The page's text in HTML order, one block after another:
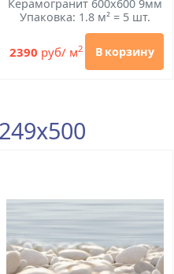
Керамогранит 600x600 9мм
Упаковка: 1.8 м² = 5 шт.
2390 руб/ м2 В корзину